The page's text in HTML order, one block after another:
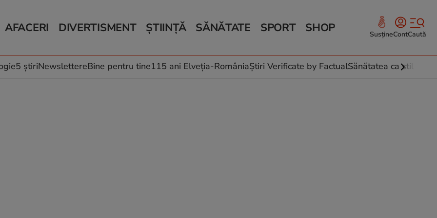
AFACERI
Auto
Locuri de muncă
DIVERTISMENT
Horoscop
Muzică și Filme
ȘTIINȚĂ
Schimbări climatice
SĂNĂTATE
Relații
Rețete culinare
SPORT SHOP SusțineContCaută
5 știriNewslettereBine pentru tine115 ani Elveția-RomâniaȘtiri Verificate by FactualSănătatea ca stil de